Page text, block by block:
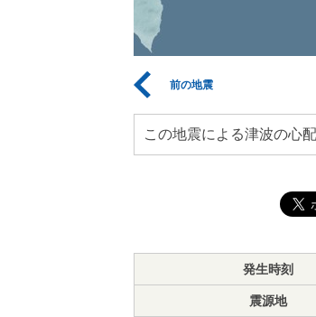
前の地震
この地震による津波の心
発生時刻
震源地